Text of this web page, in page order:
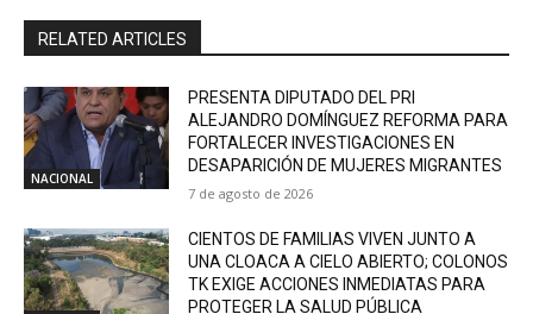
RELATED ARTICLES
NACIONAL
PRESENTA DIPUTADO DEL PRI
ALEJANDRO DOMÍNGUEZ REFORMA PARA
FORTALECER INVESTIGACIONES EN
DESAPARICIÓN DE MUJERES MIGRANTES
7 de agosto de 2026
CIENTOS DE FAMILIAS VIVEN JUNTO A
UNA CLOACA A CIELO ABIERTO; COLONOS
TK EXIGE ACCIONES INMEDIATAS PARA
PROTEGER LA SALUD PÚBLICA